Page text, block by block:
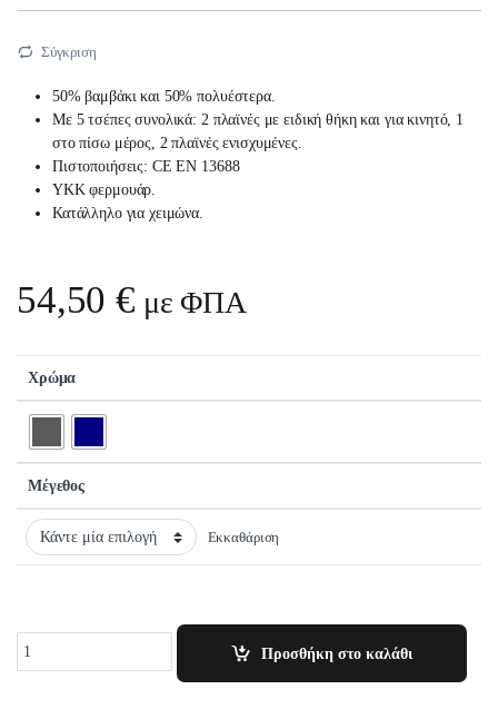
Σύγκριση
50% βαμβάκι και 50% πολυέστερα.
Με 5 τσέπες συνολικά: 2 πλαϊνές με ειδική θήκη και για κινητό, 1
στο πίσω μέρος, 2 πλαϊνές ενισχυμένες.
Πιστοποιήσεις: CE EN 13688
ΥΚΚ φερμουάρ.
Κατάλληλο για χειμώνα.
54,50€ με ΦΠΑ
Χρώμα
Μέγεθος
Εκκαθάριση
Προσθήκη στο καλάθι